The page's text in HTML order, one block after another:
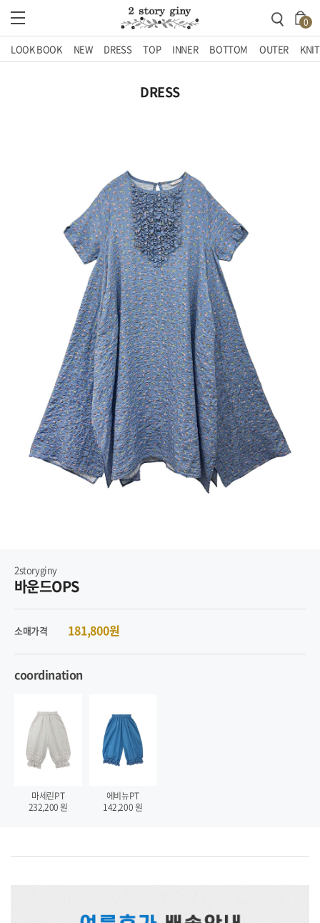
0
LOOK BOOK NEW DRESS TOP INNER BOTTOM OUTER KNIT
DRESS
2storyginy
바운드OPS
소매가격 181,800원
coordination
마세린PT
232,200원
에비뉴PT
142,200원